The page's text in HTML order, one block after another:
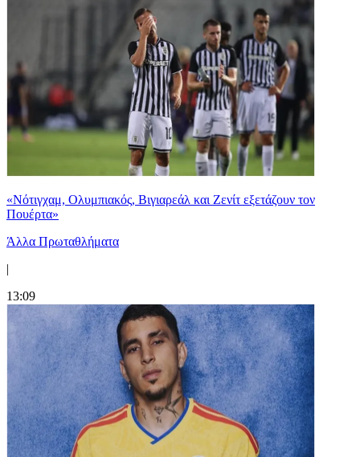
«Νότιγχαμ, Ολυμπιακός, Βιγιαρεάλ και Ζενίτ εξετάζουν τον
Πουέρτα»
Άλλα Πρωταθλήματα
|
13:09